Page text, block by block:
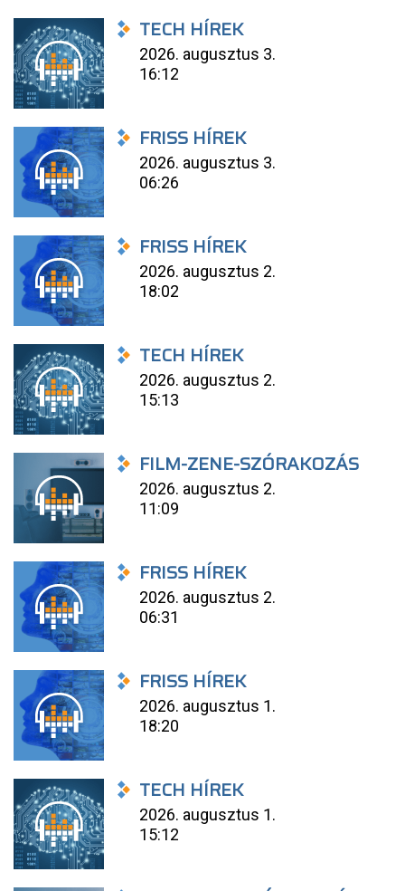
TECH HÍREK
2026. augusztus 3.
16:12
FRISS HÍREK
2026. augusztus 3.
06:26
FRISS HÍREK
2026. augusztus 2.
18:02
TECH HÍREK
2026. augusztus 2.
15:13
FILM-ZENE-SZÓRAKOZÁS
2026. augusztus 2.
11:09
FRISS HÍREK
2026. augusztus 2.
06:31
FRISS HÍREK
2026. augusztus 1.
18:20
TECH HÍREK
2026. augusztus 1.
15:12